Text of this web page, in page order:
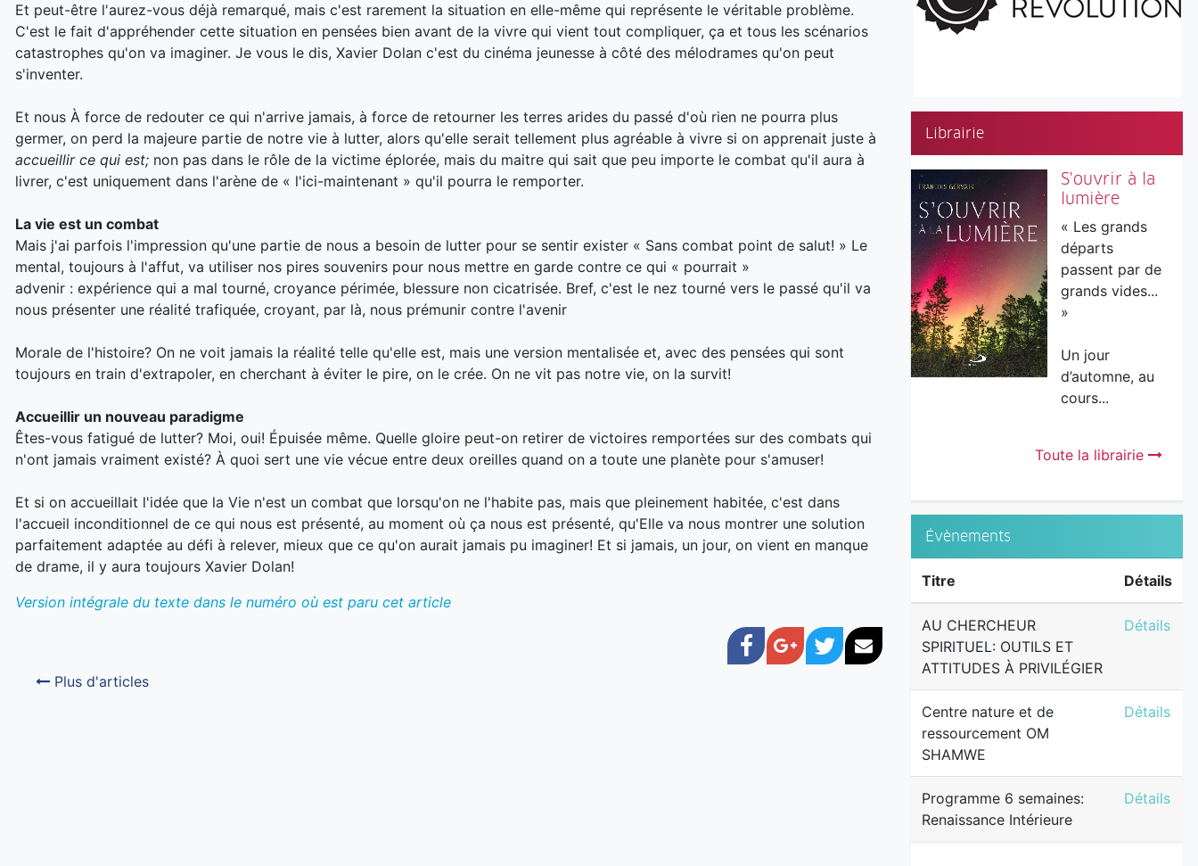
Librairie
S'ouvrir à la
lumière
« Les grands
départs
passent par de
grands vides...
»
Un jour
d’automne, au
cours...
Toute la librairie
Évènements
Titre Détails
AU CHERCHEUR
SPIRITUEL: OUTILS ET
ATTITUDES À PRIVILÉGIER
AU
Détails
Centre nature et de
ressourcement OM
SHAMWE
Centre
Détails
Programme 6 semaines:
Renaissance Intérieure
Détails
Et peut-être l'aurez-vous déjà remarqué, mais c'est rarement la situation en elle-même qui représente le véritable problème.
C'est le fait d'appréhender cette situation en pensées bien avant de la vivre qui vient tout compliquer, ça et tous les scénarios
catastrophes qu'on va imaginer. Je vous le dis, Xavier Dolan c'est du cinéma jeunesse à côté des mélodrames qu'on peut
s'inventer.
Et nous À force de redouter ce qui n'arrive jamais, à force de retourner les terres arides du passé d'où rien ne pourra plus
germer, on perd la majeure partie de notre vie à lutter, alors qu'elle serait tellement plus agréable à vivre si on apprenait juste à
accueillir ce qui est; non pas dans le rôle de la victime éplorée, mais du maitre qui sait que peu importe le combat qu'il aura à
livrer, c'est uniquement dans l'arène de « l'ici-maintenant » qu'il pourra le remporter.
La vie est un combat
Mais j'ai parfois l'impression qu'une partie de nous a besoin de lutter pour se sentir exister « Sans combat point de salut! » Le
mental, toujours à l'affut, va utiliser nos pires souvenirs pour nous mettre en garde contre ce qui « pourrait »
advenir : expérience qui a mal tourné, croyance périmée, blessure non cicatrisée. Bref, c'est le nez tourné vers le passé qu'il va
nous présenter une réalité trafiquée, croyant, par là, nous prémunir contre l'avenir
Morale de l'histoire? On ne voit jamais la réalité telle qu'elle est, mais une version mentalisée et, avec des pensées qui sont
toujours en train d'extrapoler, en cherchant à éviter le pire, on le crée. On ne vit pas notre vie, on la survit!
Accueillir un nouveau paradigme
Êtes-vous fatigué de lutter? Moi, oui! Épuisée même. Quelle gloire peut-on retirer de victoires remportées sur des combats qui
n'ont jamais vraiment existé? À quoi sert une vie vécue entre deux oreilles quand on a toute une planète pour s'amuser!
Et si on accueillait l'idée que la Vie n'est un combat que lorsqu'on ne l'habite pas, mais que pleinement habitée, c'est dans
l'accueil inconditionnel de ce qui nous est présenté, au moment où ça nous est présenté, qu'Elle va nous montrer une solution
parfaitement adaptée au défi à relever, mieux que ce qu'on aurait jamais pu imaginer! Et si jamais, un jour, on vient en manque
de drame, il y aura toujours Xavier Dolan!
Version intégrale du texte dans le numéro où est paru cet article
Facebook
Google+
TwitterCourriel
Plus d'articles